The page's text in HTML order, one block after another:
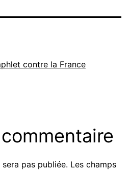
contre la France
pas publiée. Les champs